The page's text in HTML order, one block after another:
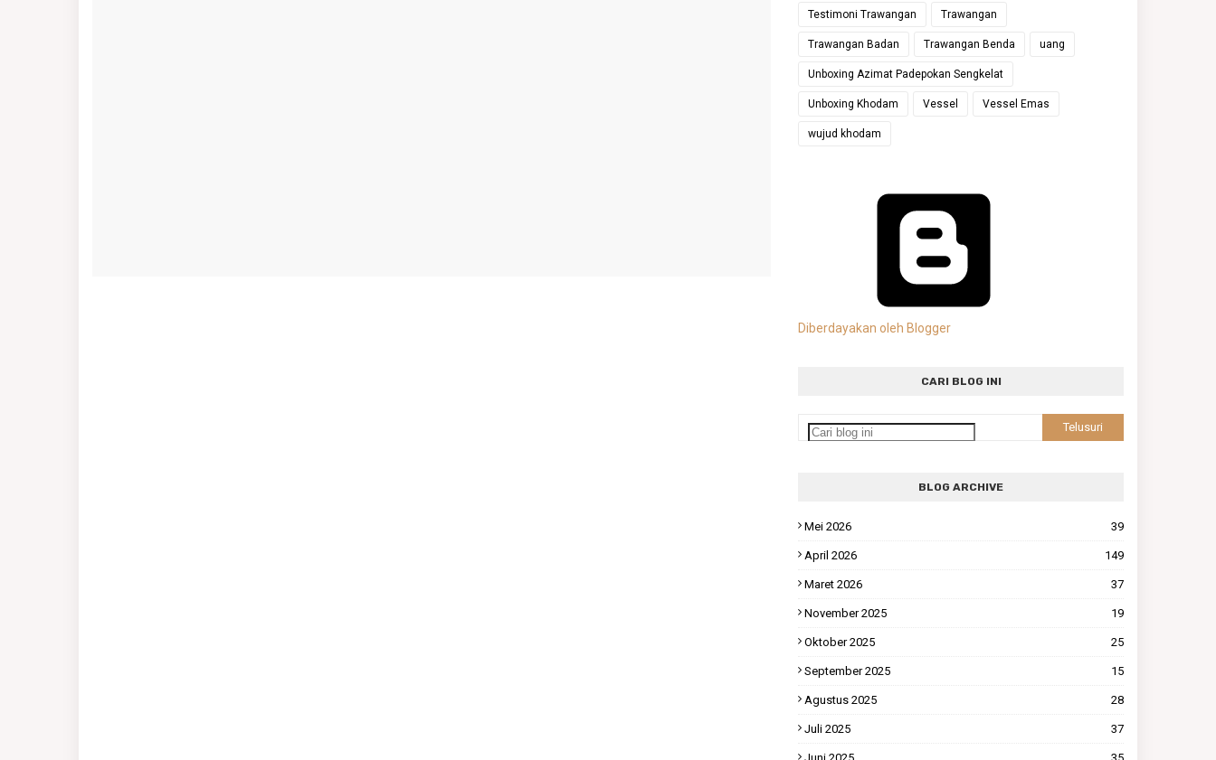
Testimoni Trawangan Trawangan
Trawangan Badan Trawangan Benda uang
Unboxing Azimat Padepokan Sengkelat
Unboxing Khodam Vessel Vessel Emas
wujud khodam
Diberdayakan oleh Blogger
CARI BLOG INI
BLOG ARCHIVE
Mei 2026 39
April 2026 149
Maret 2026 37
November 2025 19
Oktober 2025 25
September 2025 15
Agustus 2025 28
Juli 2025 37
Juni 2025 35